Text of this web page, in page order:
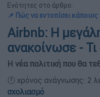
Ενότητες στο άρθρο:
📌 Πώς να εντοπίσει
Airbnb: Η
ανακοίνωσε -
Η νέα πολιτική που θα
🕛 χρόνος ανάγνωσης:
σχολιασμό